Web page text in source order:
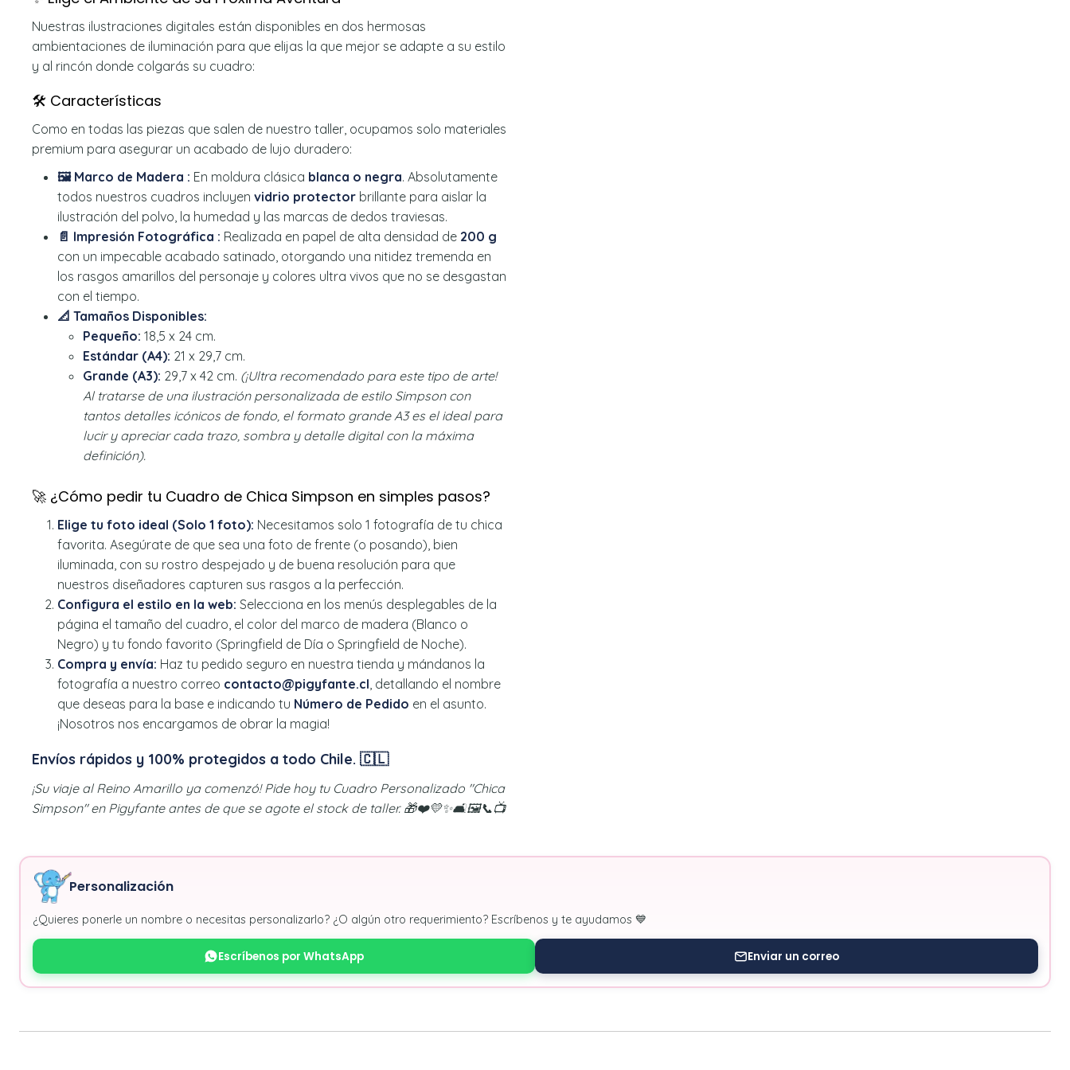
Nuestras ilustraciones digitales están disponibles en dos hermosas
ambientaciones de iluminación para que elijas la que mejor se adapte a su estilo
y al rincón donde colgarás su cuadro:
🛠️ Características
Como en todas las piezas que salen de nuestro taller, ocupamos solo materiales
premium para asegurar un acabado de lujo duradero:
🖼️ Marco de Madera : En moldura clásica blanca o negra. Absolutamente
todos nuestros cuadros incluyen vidrio protector brillante para aislar la
ilustración del polvo, la humedad y las marcas de dedos traviesas.
📄 Impresión Fotográfica : Realizada en papel de alta densidad de 200 g
con un impecable acabado satinado, otorgando una nitidez tremenda en
los rasgos amarillos del personaje y colores ultra vivos que no se desgastan
con el tiempo.
📐 Tamaños Disponibles:
Pequeño: 18,5 x 24 cm.
Estándar (A4): 21 x 29,7 cm.
Grande (A3): 29,7 x 42 cm. (¡Ultra recomendado para este tipo de arte!
Al tratarse de una ilustración personalizada de estilo Simpson con
tantos detalles icónicos de fondo, el formato grande A3 es el ideal para
lucir y apreciar cada trazo, sombra y detalle digital con la máxima
definición).
🚀 ¿Cómo pedir tu Cuadro de Chica Simpson en simples pasos?
Elige tu foto ideal (Solo 1 foto): Necesitamos solo 1 fotografía de tu chica
favorita. Asegúrate de que sea una foto de frente (o posando), bien
iluminada, con su rostro despejado y de buena resolución para que
nuestros diseñadores capturen sus rasgos a la perfección.
Configura el estilo en la web: Selecciona en los menús desplegables de la
página el tamaño del cuadro, el color del marco de madera (Blanco o
Negro) y tu fondo favorito (Springfield de Día o Springfield de Noche).
Compra y envía: Haz tu pedido seguro en nuestra tienda y mándanos la
fotografía a nuestro correo contacto@pigyfante.cl , detallando el nombre
que deseas para la base e indicando tu Número de Pedido en el asunto.
¡Nosotros nos encargamos de obrar la magia!
Envíos rápidos y 100% protegidos a todo Chile. 🇨🇱
¡Su viaje al Reino Amarillo ya comenzó! Pide hoy tu Cuadro Personalizado "Chica
Simpson" en Pigyfante antes de que se agote el stock de taller. 🎁❤️💛✨🛋️🖼️📞📺
Personalización
¿Quieres ponerle un nombre o necesitas personalizarlo? ¿O algún otro requerimiento? Escríbenos y te ayudamos 💙
Escríbenos por WhatsApp Enviar un correo